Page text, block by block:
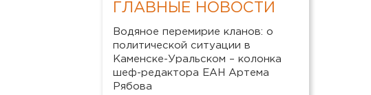
ГЛАВНЫЕ НОВОСТИ
Водяное перемирие кланов: о
политической ситуации в
Каменске-Уральском – колонка
шеф-редактора ЕАН Артема
Рябова